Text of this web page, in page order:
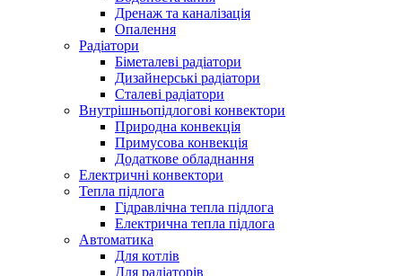
Дренаж та каналізація
Опалення
Радіатори
Біметалеві радіатори
Дизайнерські радіатори
Сталеві радіатори
Внутрішньопідлогові конвектори
Природна конвекція
Примусова конвекція
Додаткове обладнання
Електричні конвектори
Тепла підлога
Гідравлічна тепла підлога
Електрична тепла підлога
Автоматика
Для котлів
Для радіаторів